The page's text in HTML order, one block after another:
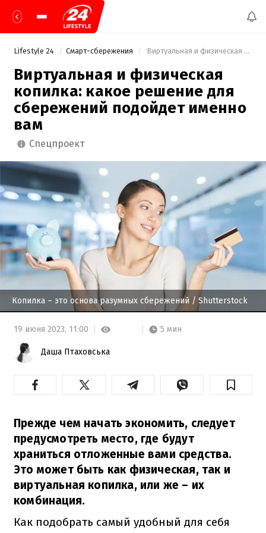
Lifestyle 24 Смарт-сбережения Виртуальная и физическая копилка: какое решение для сбережений подойдет именно вам
Виртуальная и физическая
копилка: какое решение для
сбережений подойдет именно
вам
спецпроект
Копилка – это основа разумных сбережений / Shutterstock
19 июня 2023, 11:00 5 мин
Даша Птаховська
Прежде чем начать экономить, следует
предусмотреть место, где будут
храниться отложенные вами средства.
Это может быть как физическая, так и
виртуальная копилка, или же – их
комбинация.
Как подобрать самый удобный для себя